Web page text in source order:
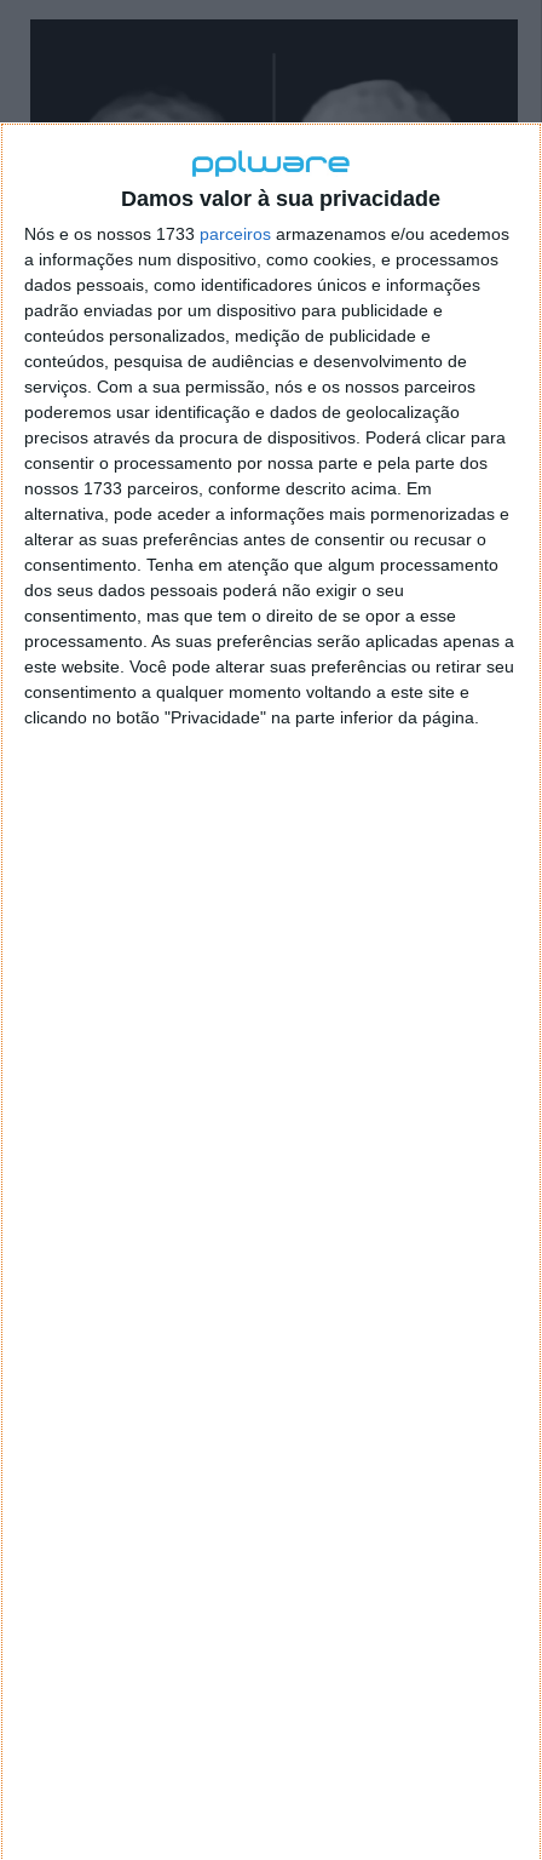
Damos valor à sua privacidade
Nós e os nossos 1733 parceiros armazenamos e/ou acedemos
a informações num dispositivo, como cookies, e processamos
dados pessoais, como identificadores únicos e informações
padrão enviadas por um dispositivo para publicidade e
conteúdos personalizados, medição de publicidade e
conteúdos, pesquisa de audiências e desenvolvimento de
serviços. Com a sua permissão, nós e os nossos parceiros
poderemos usar identificação e dados de geolocalização
precisos através da procura de dispositivos. Poderá clicar para
consentir o processamento por nossa parte e pela parte dos
nossos 1733 parceiros, conforme descrito acima. Em
alternativa, pode aceder a informações mais pormenorizadas e
alterar as suas preferências antes de consentir ou recusar o
consentimento. Tenha em atenção que algum processamento
dos seus dados pessoais poderá não exigir o seu
consentimento, mas que tem o direito de se opor a esse
processamento. As suas preferências serão aplicadas apenas a
este website. Você pode alterar suas preferências ou retirar seu
consentimento a qualquer momento voltando a este site e
clicando no botão "Privacidade" na parte inferior da página.
Cientistas descobrem no Brasil um
vírus ‘bizarro’ com 90% do ADN
desconhecido
10 FEV 2020· CIÊNCIA 2 COMENTÁRIOS
O assunto vírus é, atualmente, um assunto sensível,
dado que o coronavírus, já fez mais de 900 mortos e
40 mil infetados. Contudo, há um novo organismo
que está a deixar a comunidade científica intrigada.
Uma recente e bizarra revelação deu a conhecer um
vírus praticamente desconhecido, fazendo dele um